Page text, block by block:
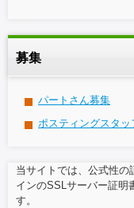
募集
パートさん募集
ポスティングスタッ
当サイトでは、公式性の
インのSSLサーバー証明
す。